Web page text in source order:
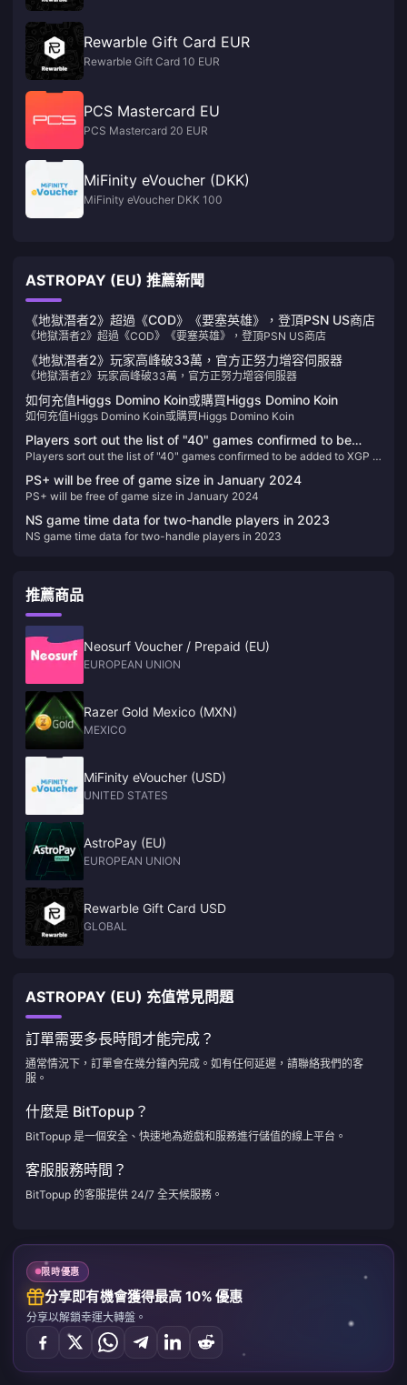
Rewarble Gift Card EUR
Rewarble Gift Card 10 EUR
PCS Mastercard EU
PCS Mastercard 20 EUR
MiFinity eVoucher (DKK)
MiFinity eVoucher DKK 100
ASTROPAY (EU) 推薦新聞
《地獄潛者2》超過《COD》《要塞英雄》，登頂PSN US商店
《地獄潛者2》超過《COD》《要塞英雄》，登頂PSN US商店
《地獄潛者2》玩家高峰破33萬，官方正努力增容伺服器
《地獄潛者2》玩家高峰破33萬，官方正努力增容伺服器
如何充值Higgs Domino Koin或購買Higgs Domino Koin
如何充值Higgs Domino Koin或購買Higgs Domino Koin
Players sort out the list of "40" games confirmed to be
added to XGP in 2024
Players sort out the list of "40" games confirmed to be added to XGP in
PS+ will be free of game size in January 2024
PS+ will be free of game size in January 2024
NS game time data for two-handle players in 2023
NS game time data for two-handle players in 2023
推薦商品
Neosurf Voucher / Prepaid (EU)
EUROPEAN UNION
Razer Gold Mexico (MXN)
MEXICO
MiFinity eVoucher (USD)
UNITED STATES
AstroPay (EU)
EUROPEAN UNION
Rewarble Gift Card USD
GLOBAL
ASTROPAY (EU) 充值常見問題
訂單需要多長時間才能完成？
通常情況下，訂單會在幾分鐘內完成。如有任何延遲，請聯絡我們的客
服。
什麼是 BitTopup？
BitTopup 是一個安全、快速地為遊戲和服務進行儲值的線上平台。
客服服務時間？
BitTopup 的客服提供 24/7 全天候服務。
限時優惠
分享即有機會獲得最高 10% 優惠
分享以解鎖幸運大轉盤。